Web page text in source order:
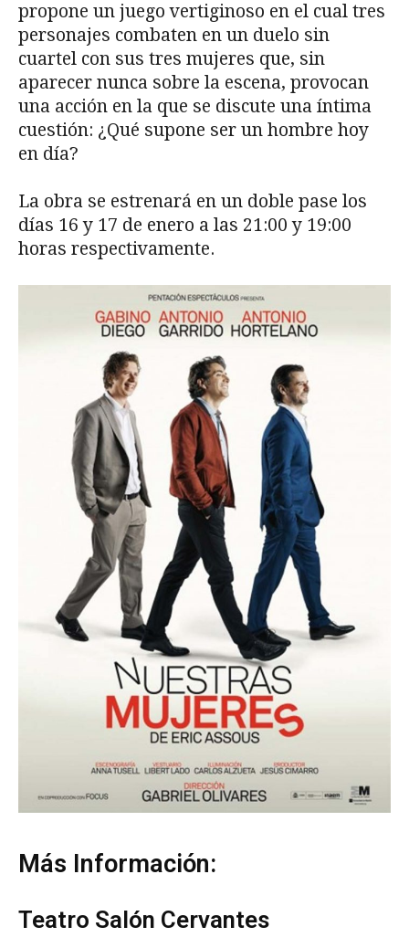
propone un juego vertiginoso en el cual tres
personajes combaten en un duelo sin
cuartel con sus tres mujeres que, sin
aparecer nunca sobre la escena, provocan
una acción en la que se discute una íntima
cuestión: ¿Qué supone ser un hombre hoy
en día?
La obra se estrenará en un doble pase los
días 16 y 17 de enero a las 21:00 y 19:00
horas respectivamente.
Más Información:
Teatro Salón Cervantes